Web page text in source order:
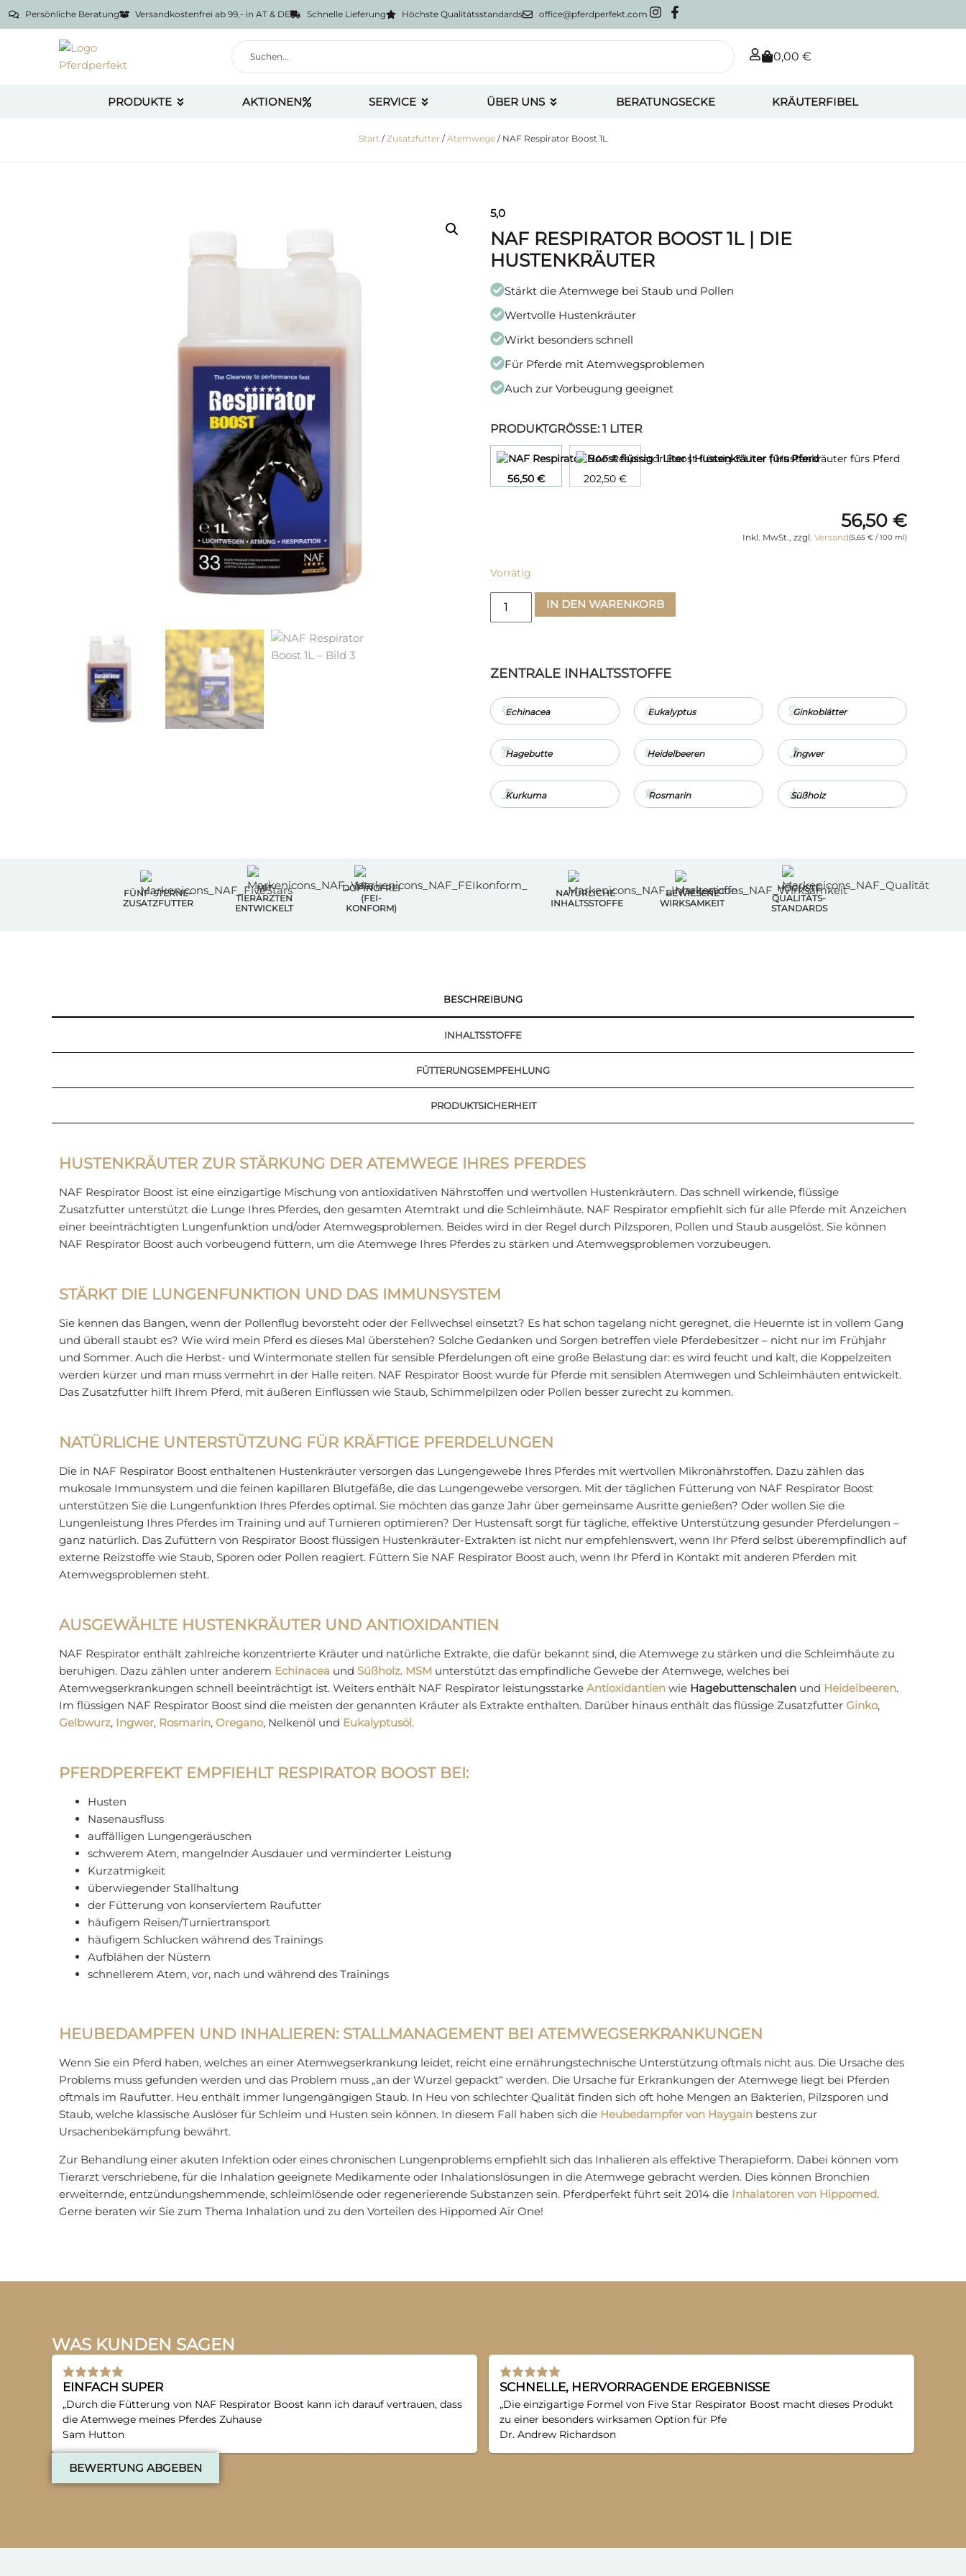
Persönliche Beratung Versandkostenfrei ab 99,- in AT & DE Schnelle Lieferung Höchste Qualitätsstandards office@pferdperfekt.com
0,00 €
PRODUKTE AKTIONEN SERVICE ÜBER UNS BERATUNGSECKE KRÄUTERFIBEL
Start / Zusatzfutter /Atemwege / NAF Respirator Boost 1L
5,0
NAF RESPIRATOR BOOST 1L | DIE
HUSTENKRÄUTER
Stärkt die Atemwege bei Staub und Pollen
Wertvolle Hustenkräuter
Wirkt besonders schnell
Für Pferde mit Atemwegsproblemen
Auch zur Vorbeugung geeignet
PRODUKTGRÖSSE : 1 LITER
56,50 € 202,50 €
56,50 €
Inkl. MwSt., zzgl. Versand(5,65 € / 100 ml)
Vorrätig
IN DEN WARENKORB
ZENTRALE INHALTSSTOFFE
Echinacea Eukalyptus Ginkoblätter
Hagebutte Heidelbeeren Ingwer
Kurkuma Rosmarin Süßholz
FÜNF-STERNE-
ZUSATZFUTTER
MIT
TIERÄRZTEN
ENTWICKELT
DOPINGFREI
(FEI-
KONFORM)
NATÜRLICHE
INHALTSSTOFFE
BEWIESENE
WIRKSAMKEIT
HÖCHSTE
QUALITÄTS-
STANDARDS
BESCHREIBUNG
INHALTSSTOFFE
FÜTTERUNGSEMPFEHLUNG
PRODUKTSICHERHEIT
HUSTENKRÄUTER ZUR STÄRKUNG DER ATEMWEGE IHRES PFERDES
NAF Respirator Boost ist eine einzigartige Mischung von antioxidativen Nährstoffen und wertvollen Hustenkräutern. Das schnell wirkende, flüssige
Zusatzfutter unterstützt die Lunge Ihres Pferdes, den gesamten Atemtrakt und die Schleimhäute. NAF Respirator empfiehlt sich für alle Pferde mit Anzeichen
einer beeinträchtigten Lungenfunktion und/oder Atemwegsproblemen. Beides wird in der Regel durch Pilzsporen, Pollen und Staub ausgelöst. Sie können
NAF Respirator Boost auch vorbeugend füttern, um die Atemwege Ihres Pferdes zu stärken und Atemwegsproblemen vorzubeugen.
STÄRKT DIE LUNGENFUNKTION UND DAS IMMUNSYSTEM
Sie kennen das Bangen, wenn der Pollenflug bevorsteht oder der Fellwechsel einsetzt? Es hat schon tagelang nicht geregnet, die Heuernte ist in vollem Gang
und überall staubt es? Wie wird mein Pferd es dieses Mal überstehen? Solche Gedanken und Sorgen betreffen viele Pferdebesitzer – nicht nur im Frühjahr
und Sommer. Auch die Herbst- und Wintermonate stellen für sensible Pferdelungen oft eine große Belastung dar: es wird feucht und kalt, die Koppelzeiten
werden kürzer und man muss vermehrt in der Halle reiten. NAF Respirator Boost wurde für Pferde mit sensiblen Atemwegen und Schleimhäuten entwickelt.
Das Zusatzfutter hilft Ihrem Pferd, mit äußeren Einflüssen wie Staub, Schimmelpilzen oder Pollen besser zurecht zu kommen.
NATÜRLICHE UNTERSTÜTZUNG FÜR KRÄFTIGE PFERDELUNGEN
Die in NAF Respirator Boost enthaltenen Hustenkräuter versorgen das Lungengewebe Ihres Pferdes mit wertvollen Mikronährstoffen. Dazu zählen das
mukosale Immunsystem und die feinen kapillaren Blutgefäße, die das Lungengewebe versorgen. Mit der täglichen Fütterung von NAF Respirator Boost
unterstützen Sie die Lungenfunktion Ihres Pferdes optimal. Sie möchten das ganze Jahr über gemeinsame Ausritte genießen? Oder wollen Sie die
Lungenleistung Ihres Pferdes im Training und auf Turnieren optimieren? Der Hustensaft sorgt für tägliche, effektive Unterstützung gesunder Pferdelungen –
ganz natürlich. Das Zufüttern von Respirator Boost flüssigen Hustenkräuter-Extrakten ist nicht nur empfehlenswert, wenn Ihr Pferd selbst überempfindlich auf
externe Reizstoffe wie Staub, Sporen oder Pollen reagiert. Füttern Sie NAF Respirator Boost auch, wenn Ihr Pferd in Kontakt mit anderen Pferden mit
Atemwegsproblemen steht.
AUSGEWÄHLTE HUSTENKRÄUTER UND ANTIOXIDANTIEN
NAF Respirator enthält zahlreiche konzentrierte Kräuter und natürliche Extrakte, die dafür bekannt sind, die Atemwege zu stärken und die Schleimhäute zu
beruhigen. Dazu zählen unter anderem Echinacea und Süßholz. MSM unterstützt das empfindliche Gewebe der Atemwege, welches bei
Atemwegserkrankungen schnell beeinträchtigt ist. Weiters enthält NAF Respirator leistungsstarke Antioxidantien wie Hagebuttenschalen und Heidelbeeren.
Im flüssigen NAF Respirator Boost sind die meisten der genannten Kräuter als Extrakte enthalten. Darüber hinaus enthält das flüssige Zusatzfutter Ginko,
Gelbwurz, Ingwer, Rosmarin, Oregano, Nelkenöl und Eukalyptusöl.
PFERDPERFEKT EMPFIEHLT RESPIRATOR BOOST BEI:
Husten
Nasenausfluss
auffälligen Lungengeräuschen
schwerem Atem, mangelnder Ausdauer und verminderter Leistung
Kurzatmigkeit
überwiegender Stallhaltung
der Fütterung von konserviertem Raufutter
häufigem Reisen/Turniertransport
häufigem Schlucken während des Trainings
Aufblähen der Nüstern
schnellerem Atem, vor, nach und während des Trainings
HEUBEDAMPFEN UND INHALIEREN: STALLMANAGEMENT BEI ATEMWEGSERKRANKUNGEN
Wenn Sie ein Pferd haben, welches an einer Atemwegserkrankung leidet, reicht eine ernährungstechnische Unterstützung oftmals nicht aus. Die Ursache des
Problems muss gefunden werden und das Problem muss „an der Wurzel gepackt“ werden. Die Ursache für Erkrankungen der Atemwege liegt bei Pferden
oftmals im Raufutter. Heu enthält immer lungengängigen Staub. In Heu von schlechter Qualität finden sich oft hohe Mengen an Bakterien, Pilzsporen und
Staub, welche klassische Auslöser für Schleim und Husten sein können. In diesem Fall haben sich die Heubedampfer von Haygain bestens zur
Ursachenbekämpfung bewährt.
Zur Behandlung einer akuten Infektion oder eines chronischen Lungenproblems empfiehlt sich das Inhalieren als effektive Therapieform. Dabei können vom
Tierarzt verschriebene, für die Inhalation geeignete Medikamente oder Inhalationslösungen in die Atemwege gebracht werden. Dies können Bronchien
erweiternde, entzündungshemmende, schleimlösende oder regenerierende Substanzen sein. Pferdperfekt führt seit 2014 die Inhalatoren von Hippomed.
Gerne beraten wir Sie zum Thema Inhalation und zu den Vorteilen des Hippomed Air One!
WAS KUNDEN SAGEN
EINFACH SUPER
„Durch die Fütterung von NAF Respirator Boost kann ich darauf vertrauen, dass
die Atemwege meines Pferdes Zuhause
Sam Hutton
SCHNELLE, HERVORRAGENDE ERGEBNISSE
„Die einzigartige Formel von Five Star Respirator Boost macht dieses Produkt
zu einer besonders wirksamen Option für Pfe
Dr. Andrew Richardson
BEWERTUNG ABGEBEN